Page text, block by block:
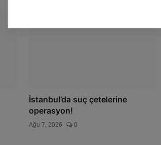
İstanbul’da suç çetelerine
operasyon!
Ağu 7, 2026 0